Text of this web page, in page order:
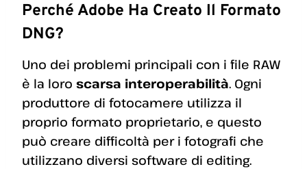
Perché Adobe Ha Creato Il Formato
DNG?
Uno dei problemi principali con i file RAW
è la loro scarsa interoperabilità. Ogni
produttore di fotocamere utilizza il
proprio formato proprietario, e questo
può creare difficoltà per i fotografi che
utilizzano diversi software di editing.